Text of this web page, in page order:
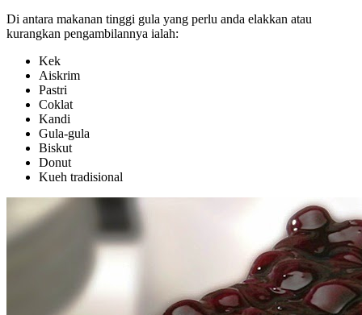
Di antara makanan tinggi gula yang perlu anda elakkan atau
kurangkan pengambilannya ialah:
Kek
Aiskrim
Pastri
Coklat
Kandi
Gula-gula
Biskut
Donut
Kueh tradisional